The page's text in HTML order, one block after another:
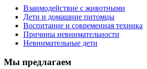
Взаимодействие с животными
Дети и домашние питомцы
Воспитание и современная техника
Причины невнимательности
Невнимательные дети
Мы предлагаем